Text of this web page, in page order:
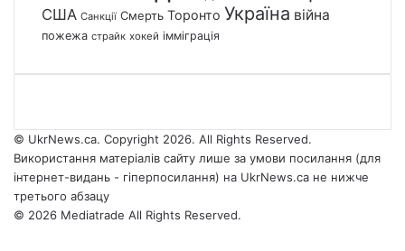
США Санкції Смерть Торонто Україна війна
пожежа страйк хокей імміграція
© UkrNews.ca. Copyright 2026. All Rights Reserved.
Використання матеріалів сайту лише за умови посилання (для
інтернет-видань - гіперпосилання) на UkrNews.ca не нижче
третього абзацу
© 2026 Mediatrade All Rights Reserved.